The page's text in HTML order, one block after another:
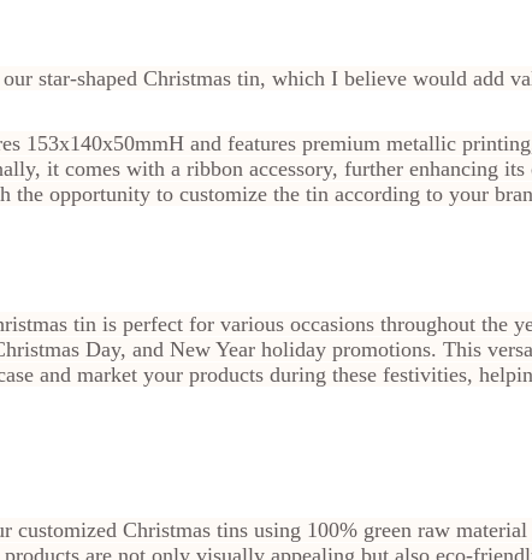
star-shaped Christmas tin, which I believe would add
153x140x50mmH and features premium metallic
it comes with a ribbon accessory, further enhancing
the opportunity to customize the tin according to your
tin is perfect for various occasions throughout the
Day, and New Year holiday promotions. This
and market your products during these festivities,
customized Christmas tins using 100% green raw
are not only visually appealing but also eco-